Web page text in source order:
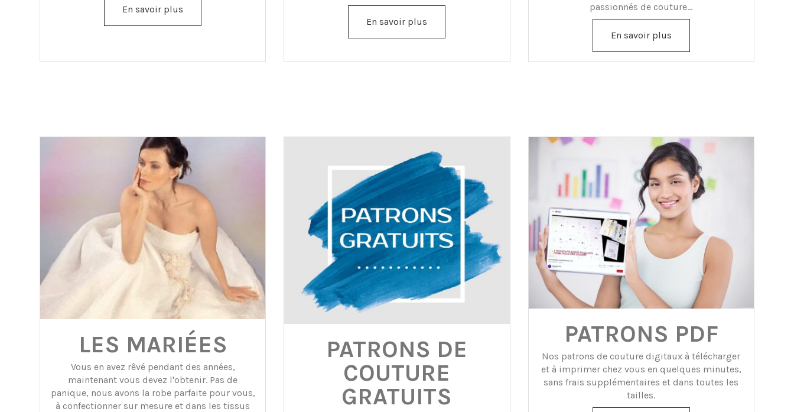
En savoir plus
En savoir plus
passionnés de couture...
En savoir plus
LES MARIÉES
Vous en avez rêvé pendant des années,
maintenant vous devez l'obtenir. Pas de
panique, nous avons la robe parfaite pour vous,
à confectionner sur mesure et dans les tissus
PATRONS DE
COUTURE
GRATUITS
PATRONS PDF
Nos patrons de couture digitaux à télécharger
et à imprimer chez vous en quelques minutes,
sans frais supplémentaires et dans toutes les
tailles.